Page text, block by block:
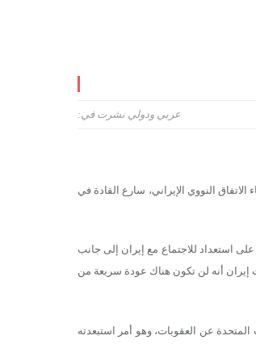
نشرت في: عربي ودولي
النووي الإيراني، سارع القادة في
على استعداد للاجتماع مع إيران إلى جانب
إيران أنه لن تكون هناك عودة سريعة من
عن العقوبات، وهو أمر استبعدته